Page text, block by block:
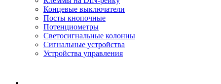
Концевые выключатели
Посты кнопочные
Потенциометры
Светосигнальные колонны
Сигнальные устройства
Устройства управления